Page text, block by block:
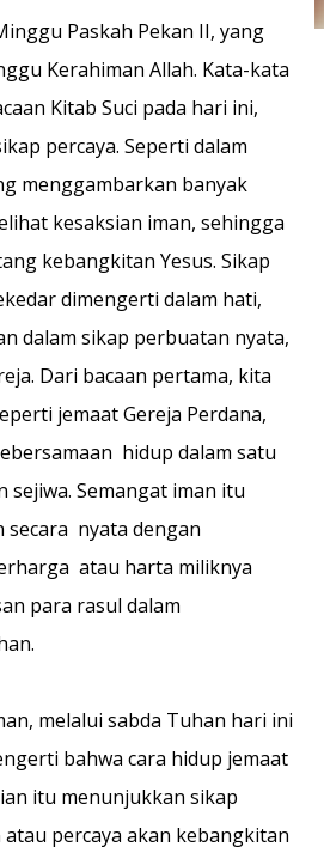
Paskah Pekan II, yang
Kerahiman Allah. Kata-kata
Kitab Suci pada hari ini,
percaya. Seperti dalam
menggambarkan banyak
kesaksian iman, sehingga
kebangkitan Yesus. Sikap
dimengerti dalam hati,
dalam sikap perbuatan nyata,
Dari bacaan pertama, kita
jemaat Gereja Perdana,
hidup dalam satu
sejiwa. Semangat iman itu
secara nyata dengan
atau harta miliknya
para rasul dalam
melalui sabda Tuhan hari ini
bahwa cara hidup jemaat
itu menunjukkan sikap
percaya akan kebangkitan